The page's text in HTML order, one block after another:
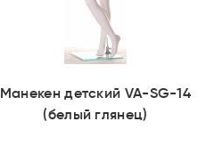
Манекен детский VA-SG-14
(белый глянец)